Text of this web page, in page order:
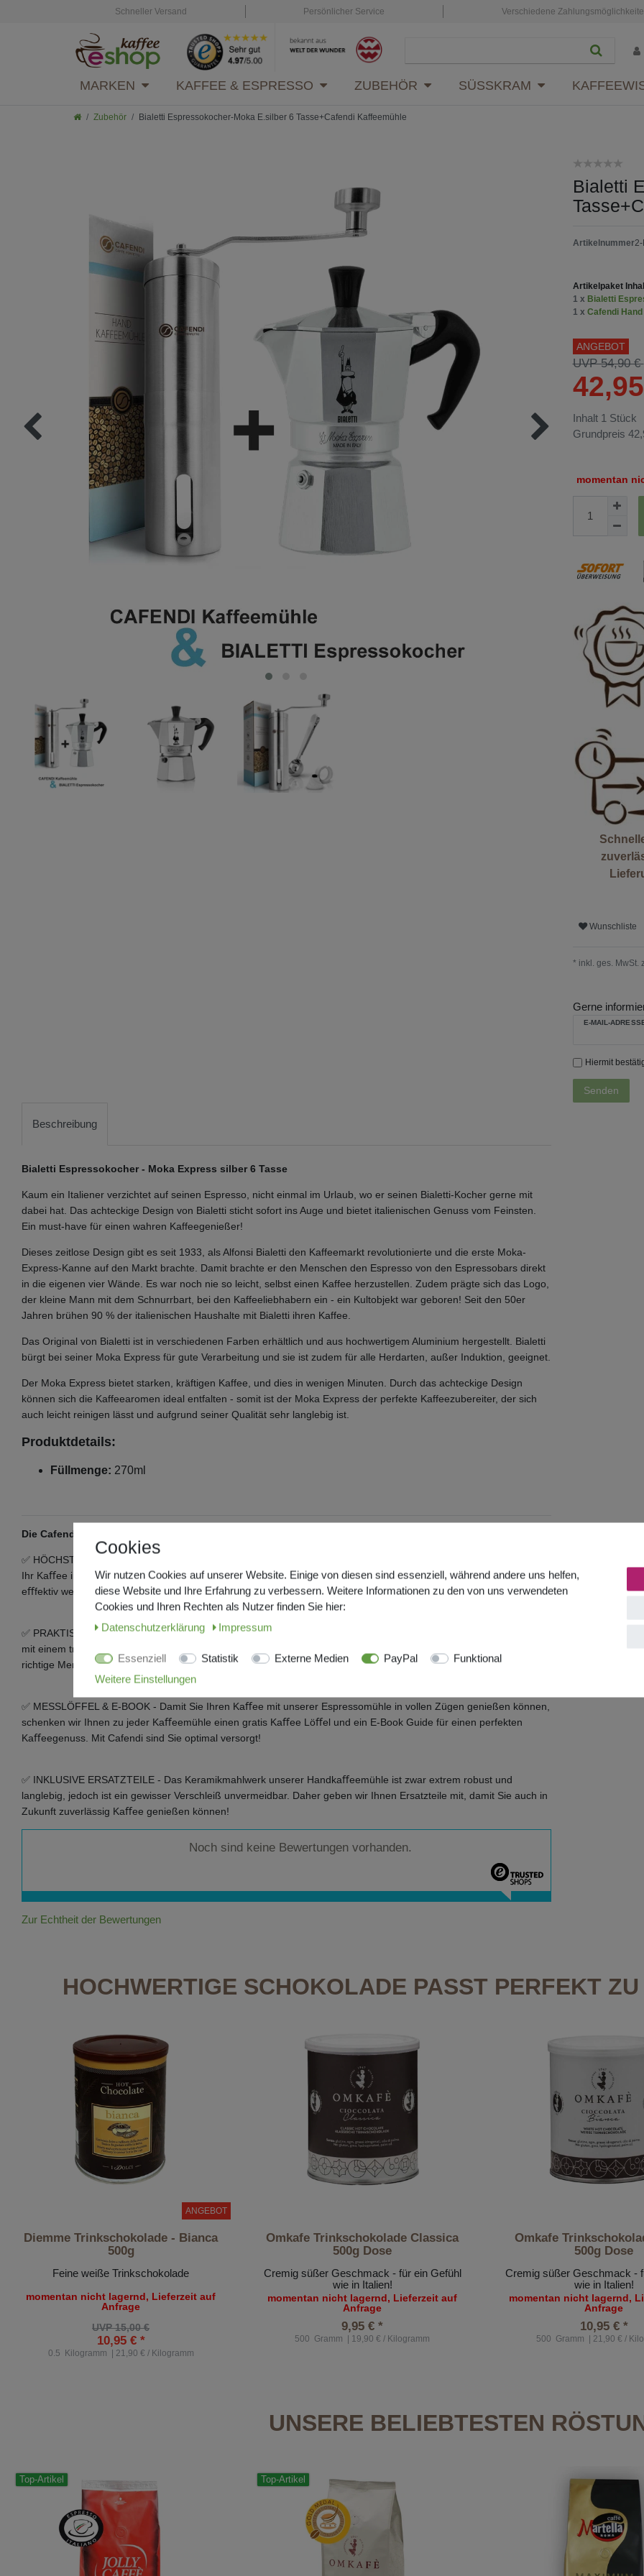
Schneller Versand Persönlicher Service Verschiedene
MARKEN KAFFEE & ESPRESSO ZUBEHÖR SÜSSKRAM
Zubehör Bialetti Espressokocher-Moka E.silber 6 Tasse+Cafendi Kaffeemühle
Bialetti
Artikelnummer2-
Artikelpaket
1 x Bialetti
1 x Cafendi
ANGEBOT
UVP 54,90 €
Inhalt 1 Stück
Grundpreis
momentan
Wunschliste
* inkl. ges. MwSt.
Gerne
E-MAIL-
Hiermit
Senden
Beschreibung
Bialetti Espressokocher - Moka Express silber 6 Tasse
Kaum ein Italiener verzichtet auf seinen Espresso, nicht einmal im Urlaub, wo er seinen Bialetti-Kocher gerne mit
dabei hat. Das achteckige Design von Bialetti sticht sofort ins Auge und bietet italienischen Genuss vom Feinsten.
Ein must-have für einen wahren Kaffeegenießer!
Dieses zeitlose Design gibt es seit 1933, als Alfonsi Bialetti den Kaffeemarkt revolutionierte und die erste Moka-
Express-Kanne auf den Markt brachte. Damit brachte er den Menschen den Espresso von den Espressobars direkt
in die eigenen vier Wände. Es war noch nie so leicht, selbst einen Kaffee herzustellen. Zudem prägte sich das Logo,
der kleine Mann mit dem Schnurrbart, bei den Kaffeeliebhabern ein - ein Kultobjekt war geboren! Seit den 50er
Jahren brühen 90 % der italienischen Haushalte mit Bialetti ihren Kaffee.
Das Original von Bialetti ist in verschiedenen Farben erhältlich und aus hochwertigem Aluminium hergestellt. Bialetti
bürgt bei seiner Moka Express für gute Verarbeitung und sie ist zudem für alle Herdarten, außer Induktion, geeignet.
Der Moka Express bietet starken, kräftigen Kaffee, und dies in wenigen Minuten. Durch das achteckige Design
können sich die Kaffeearomen ideal entfalten - somit ist der Moka Express der perfekte Kaffeezubereiter, der sich
auch leicht reinigen lässt und aufgrund seiner Qualität sehr langlebig ist.
Produktdetails:
Füllmenge: 270ml
Die Cafendi Kaﬀeemühle - Unwiderstehlicher Kaﬀeegenuss mit wenig Aufwand!!
✅ HÖCHSTE EFFEKTIVITÄT - Dank dem besonderen Mühlwerk aus Spezialkeramik der Cafendi Kaﬀemühle wird
Ihr Kaﬀee in kürzester Zeit mit wenig Aufwand gemahlen. Unsere Manuelle Kaﬀeemühle erspart Ihnen dadurch
eﬀfektiv wertvolle Zeit und Kraft!
✅ PRAKTISCHE BAUWEISE - Um Ihnen die größte Benutzerfreundlichkeit zu bieten, wurde unsere Kaﬀee Mühle
mit einem transparenten Auﬀangbehälter entwickelt. Dadurch können Sie mit unserem Coﬀee Grinder immer die
richtige Menge Kaﬀee zubereiten und Zeit sparen!
✅ MESSLÖFFEL & E-BOOK - Damit Sie Ihren Kaﬀee mit unserer Espressomühle in vollen Zügen genießen können,
schenken wir Ihnen zu jeder Kaﬀeemühle einen gratis Kaﬀee Löﬀel und ein E-Book Guide für einen perfekten
Kaﬀeegenuss. Mit Cafendi sind Sie optimal versorgt!
✅ INKLUSIVE ERSATZTEILE - Das Keramikmahlwerk unserer Handkaﬀeemühle ist zwar extrem robust und
langlebig, jedoch ist ein gewisser Verschleiß unvermeidbar. Daher geben wir Ihnen Ersatzteile mit, damit Sie auch in
Zukunft zuverlässig Kaﬀee genießen können!
Noch sind keine Bewertungen vorhanden.
Zur Echtheit der Bewertungen
HOCHWERTIGE SCHOKOLADE PASST PERFEKT
ANGEBOT
Diemme Trinkschokolade - Bianca
500g
Feine weiße Trinkschokolade
momentan nicht lagernd, Lieferzeit auf
Anfrage
UVP 15,00 €
10,95 € *
0.5 Kilogramm | 21,90 € / Kilogramm
Omkafe Trinkschokolade Classica
500g Dose
Cremig süßer Geschmack - für ein Gefühl
wie in Italien!
momentan nicht lagernd, Lieferzeit auf
Anfrage
9,95 € *
500 Gramm | 19,90 € / Kilogramm
Omkafe
500g Dose
Cremig süßer Geschmack -
wie in Italien!
momentan nicht lagernd,
Anfrage
10,95 € *
500 Gramm | 21,90 € /
UNSERE BELIEBTESTEN
Top-Artikel Top-Artikel
Cookies
Wir nutzen Cookies auf unserer Website. Einige von diesen sind essenziell, während andere uns helfen,
diese Website und Ihre Erfahrung zu verbessern. Weitere Informationen zu den von uns verwendeten
Cookies und Ihren Rechten als Nutzer finden Sie hier:
Daten­schutz­erklärung
Impressum
Essenziell Statistik Externe Medien PayPal
Funktional
Weitere Einstellungen